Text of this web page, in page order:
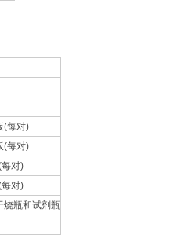
(每对)
(每对)
对)
对)
烧瓶和试剂瓶